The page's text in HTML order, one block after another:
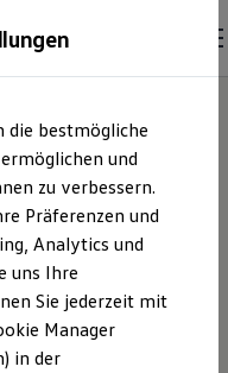
ist die Autohaus Franke
)
die bestmögliche
und
zu verbessern.
Präferenzen und
Analytics und
uns Ihre
Sie jederzeit mit
Manager
in der